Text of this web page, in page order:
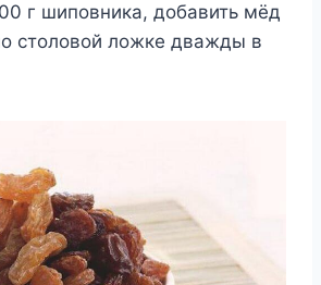
г шиповника, добавить мёд
столовой ложке дважды в